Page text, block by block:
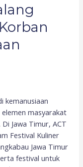
kemanusiaan
masyarakat
Jawa Timur, ACT
Festival Kuliner
Jawa Timur
festival untuk